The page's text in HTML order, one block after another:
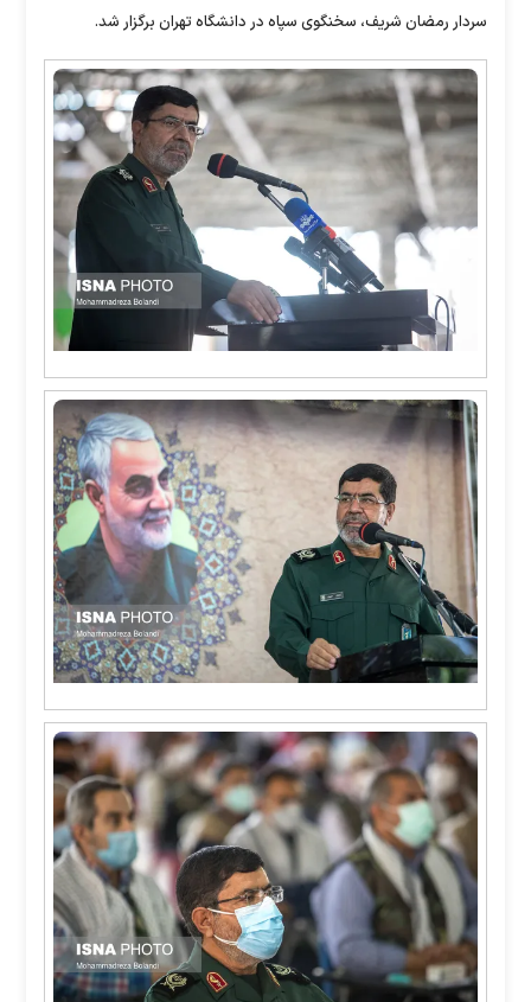
سردار رمضان‌ شریف، سخنگوی سپاه در دانشگاه تهران برگزار شد.